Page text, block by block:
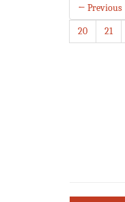
← Previous
20
21